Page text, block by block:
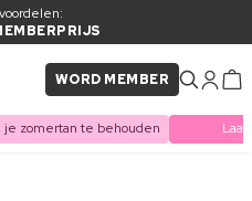
WORD MEMBER
je zomertan te behouden